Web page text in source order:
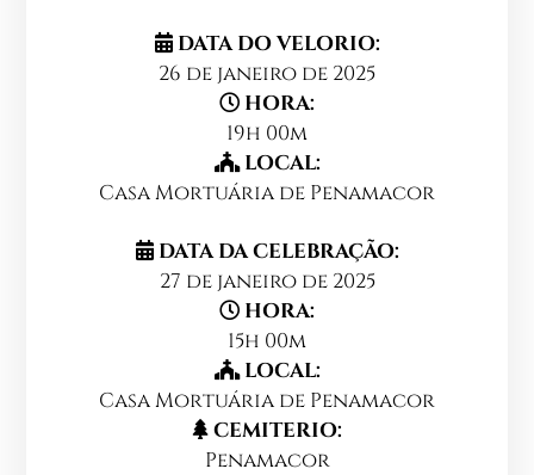
DATA DO VELORIO:
26 de janeiro de 2025
HORA:
19h 00m
LOCAL:
Casa Mortuária de Penamacor
DATA DA CELEBRAÇÃO:
27 de janeiro de 2025
HORA:
15h 00m
LOCAL:
Casa Mortuária de Penamacor
CEMITERIO:
Penamacor